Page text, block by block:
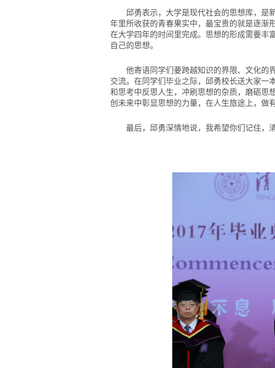
邱勇表示，大学是现代社会的思想库，是
年里所收获的青春果实中，最宝贵的就是逐渐
在大学四年的时间里完成。思想的形成需要丰
自己的思想。
他寄语同学们要跨越知识的界限、文化的
交流。在同学们毕业之际，邱勇校长送大家一
和思考中反思人生，冲刷思想的杂质，磨砺思
创未来中彰显思想的力量，在人生旅途上，做
最后，邱勇深情地说，我希望你们记住，